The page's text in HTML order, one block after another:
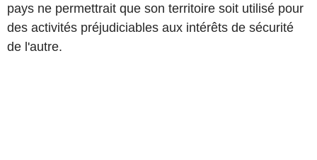
pays ne permettrait que son territoire soit utilisé pour
des activités préjudiciables aux intérêts de sécurité
de l'autre.